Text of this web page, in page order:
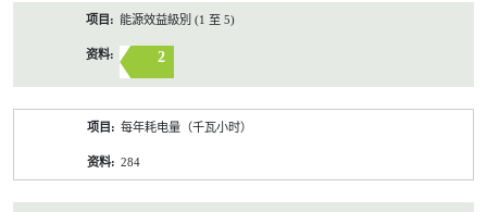
能源效益級別 (1 至 5)
2
每年耗电量（千瓦小时）
284